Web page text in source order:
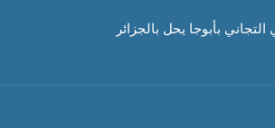
بأبوجا يحل بالجزائر